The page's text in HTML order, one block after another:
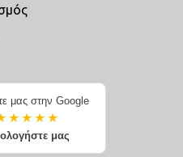
μας στην Google
μας